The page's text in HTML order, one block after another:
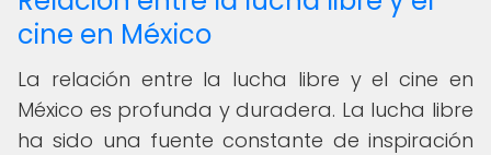
cine en México
La relación entre la lucha libre y el cine en
México es profunda y duradera. La lucha libre
ha sido una fuente constante de inspiración